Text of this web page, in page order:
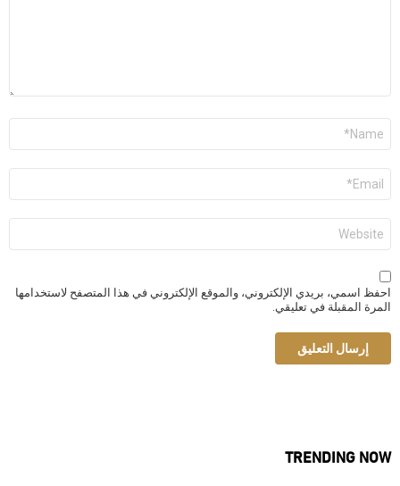
الاسم
البريد
الإلكتروني
*
الموقع
الإلكتروني
احفظ اسمي، بريدي الإلكتروني، والموقع الإلكتروني في هذا المتصفح لاستخدامها
المرة المقبلة في تعليقي.
TRENDING NOW